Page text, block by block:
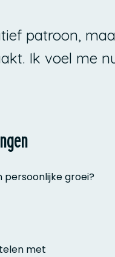
patroon,
Ik voel me
persoonlijke groei?
met